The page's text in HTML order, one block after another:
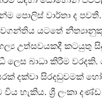
පොලිස් වාර්තා ද
වගන්තිය යටතේ
උත්සවයකදී කටයුතු
ලෙස බාධා කිරීම
දක්වා සිරදඬුවමක්
හැකිය. ශ්‍රී ලංකා දණ්ඩ